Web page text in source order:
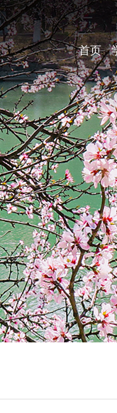
首页